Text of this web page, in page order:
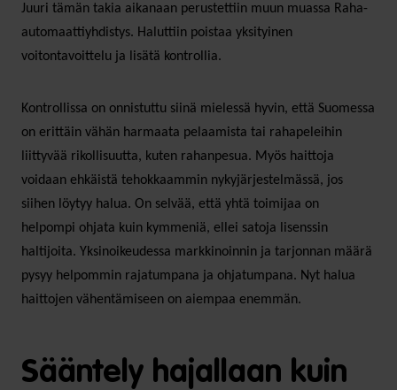
Juuri tämän takia aikanaan perustettiin muun muassa Raha-
automaattiyhdistys. Haluttiin poistaa yksityinen
voitontavoittelu ja lisätä kontrollia.
Kontrollissa on onnistuttu siinä mielessä hyvin, että Suomessa
on erittäin vähän harmaata pelaamista tai rahapeleihin
liittyvää rikollisuutta, kuten rahanpesua. Myös haittoja
voidaan ehkäistä tehokkaammin nykyjärjestelmässä, jos
siihen löytyy halua. On selvää, että yhtä toimijaa on
helpompi ohjata kuin kymmeniä, ellei satoja lisenssin
haltijoita. Yksinoikeudessa markkinoinnin ja tarjonnan määrä
pysyy helpommin rajatumpana ja ohjatumpana. Nyt halua
haittojen vähentämiseen on aiempaa enemmän.
Sääntely hajallaan kuin